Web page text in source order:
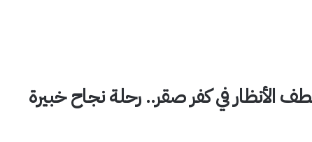
في كفر صقر.. رحلة نجاح خبيرة